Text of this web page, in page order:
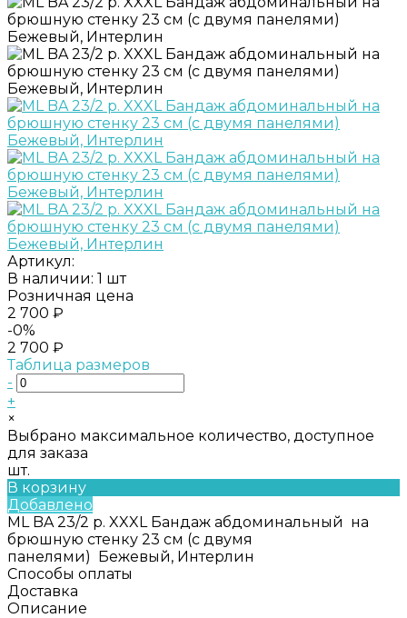
Артикул:
В наличии: 1 шт
Розничная цена
2 700 ₽
-0%
2 700 ₽
Таблица размеров
-
+
×
Выбрано максимальное количество, доступное
для заказа
шт.
В корзину
Добавлено
ML BA 23/2 р. XXXL Бандаж абдоминальный на
брюшную стенку 23 см (c двумя
панелями) Бежевый, Интерлин
Способы оплаты
Доставка
Описание